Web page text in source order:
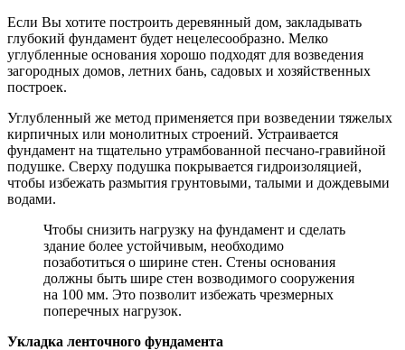
Если Вы хотите построить деревянный дом, закладывать
глубокий фундамент будет нецелесообразно. Мелко
углубленные основания хорошо подходят для возведения
загородных домов, летних бань, садовых и хозяйственных
построек.
Углубленный же метод применяется при возведении тяжелых
кирпичных или монолитных строений. Устраивается
фундамент на тщательно утрамбованной песчано-гравийной
подушке. Сверху подушка покрывается гидроизоляцией,
чтобы избежать размытия грунтовыми, талыми и дождевыми
водами.
Чтобы снизить нагрузку на фундамент и сделать
здание более устойчивым, необходимо
позаботиться о ширине стен. Стены основания
должны быть шире стен возводимого сооружения
на 100 мм. Это позволит избежать чрезмерных
поперечных нагрузок.
Укладка ленточного фундамента